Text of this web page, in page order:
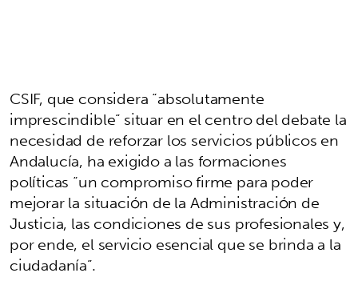
CSIF, que considera “absolutamente
imprescindible” situar en el centro del debate la
necesidad de reforzar los servicios públicos en
Andalucía, ha exigido a las formaciones
políticas “un compromiso firme para poder
mejorar la situación de la Administración de
Justicia, las condiciones de sus profesionales y,
por ende, el servicio esencial que se brinda a la
ciudadanía”.